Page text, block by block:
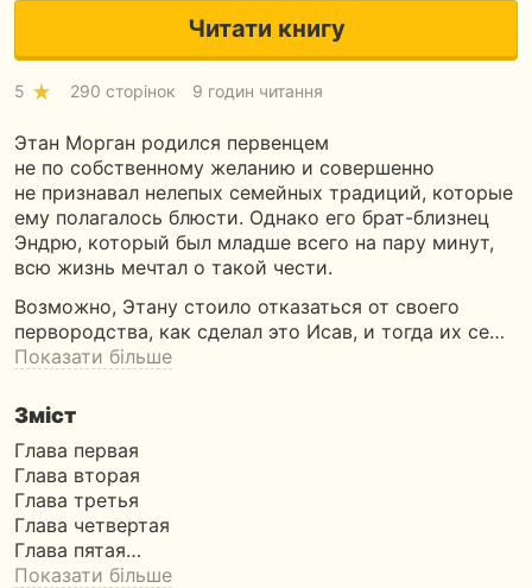
Читати книгу
5 290 сторінок 9 годин читання
Этан Морган родился первенцем
не по собственному желанию и совершенно
не признавал нелепых семейных традиций, которые
ему полагалось блюсти. Однако его брат-близнец
Эндрю, который был младше всего на пару минут,
всю жизнь мечтал о такой чести.
Возможно, Этану стоило отказаться от своего
первородства, как сделал это Исав, и тогда их се…
Показати більше
Зміст
Глава первая
Глава вторая
Глава третья
Глава четвертая
Глава пятая…
Показати більше